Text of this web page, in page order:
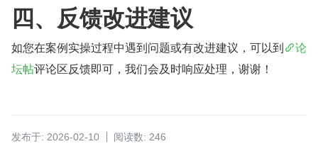
四、反馈改进建议
如您在案例实操过程中遇到问题或有改进建议，可以到
论
坛帖评论区反馈即可，我们会及时响应处理，谢谢！
发布于: 2026-02-10 阅读数: 246